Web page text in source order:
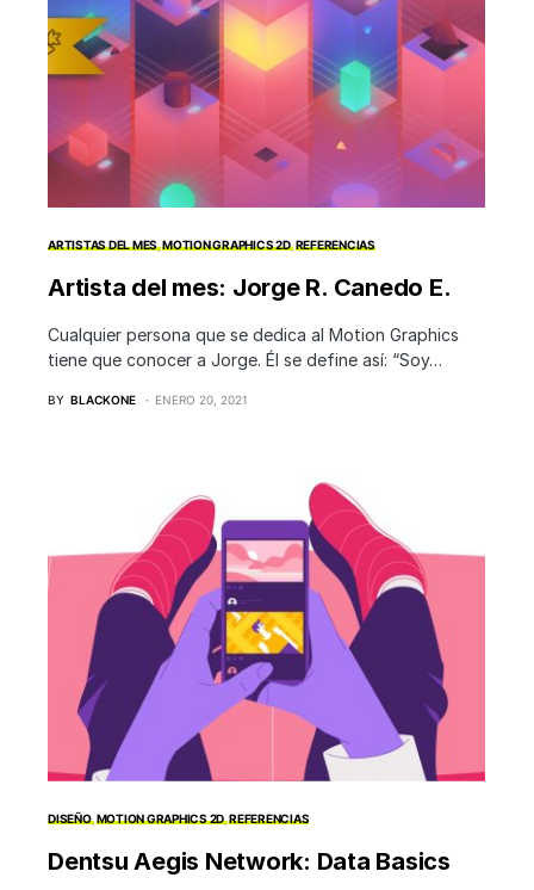
ARTISTAS DEL MES MOTION GRAPHICS 2D REFERENCIAS
Artista del mes: Jorge R. Canedo E.
Cualquier persona que se dedica al Motion Graphics
tiene que conocer a Jorge. Él se define así: “Soy…
BY BLACKONE ENERO 20, 2021
DISEÑO MOTION GRAPHICS 2D REFERENCIAS
Dentsu Aegis Network: Data Basics